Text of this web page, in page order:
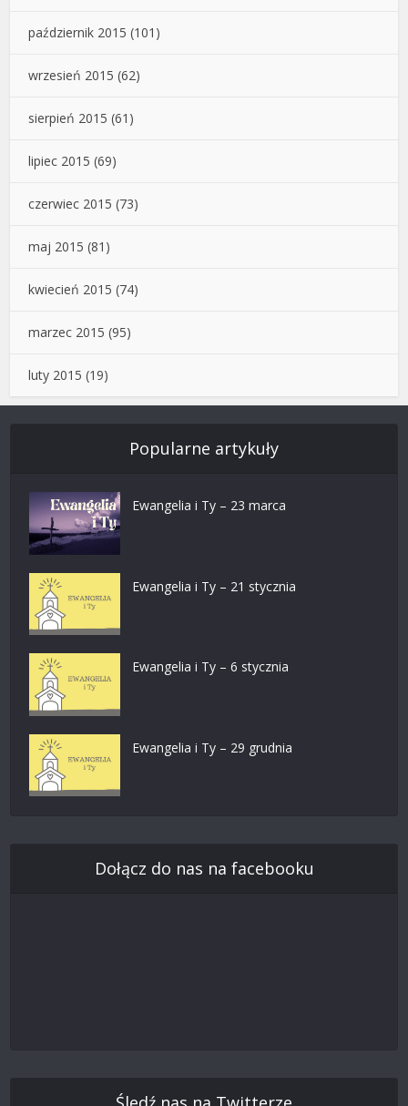
październik 2015 (101)
wrzesień 2015 (62)
sierpień 2015 (61)
lipiec 2015 (69)
czerwiec 2015 (73)
maj 2015 (81)
kwiecień 2015 (74)
marzec 2015 (95)
luty 2015 (19)
Popularne artykuły
Ewangelia i Ty – 23 marca
Ewangelia i Ty – 21 stycznia
Ewangelia i Ty – 6 stycznia
Ewangelia i Ty – 29 grudnia
Dołącz do nas na facebooku